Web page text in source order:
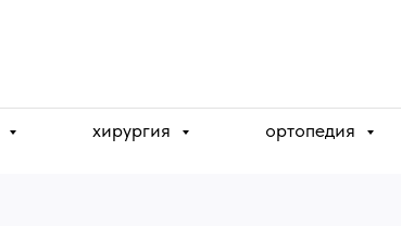
хирургия ортопедия